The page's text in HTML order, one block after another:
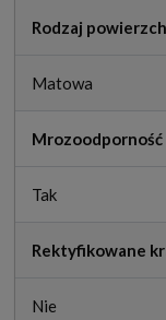
Rodzaj
Matowa
Mrozoodporność
Tak
Rektyfikowane
Nie